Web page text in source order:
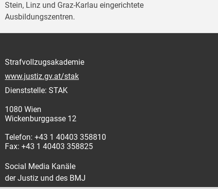
Stein, Linz und Graz-Karlau eingerichtete
Ausbildungszentren.
Strafvollzugsakademie
www.justiz.gv.at/stak
Dienststelle: STAK
1080 Wien
Wickenburggasse 12
Telefon: +43 1 40403 358810
Fax: +43 1 40403 358825
Social Media Kanäle
der Justiz und des BMJ